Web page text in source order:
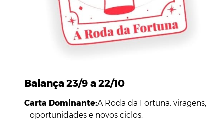
Balança 23/9 a 22/10
Carta Dominante:A Roda da Fortuna: viragens,
oportunidades e novos ciclos.